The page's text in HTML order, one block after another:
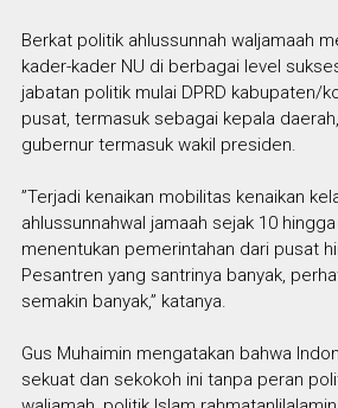
Berkat politik ahlussunnah waljamaah
kader-kader NU di berbagai level
jabatan politik mulai DPRD kabupaten/
pusat, termasuk sebagai kepala
gubernur termasuk wakil presiden.
”Terjadi kenaikan mobilitas kenaikan
ahlussunnahwal jamaah sejak 10
menentukan pemerintahan dari pusat
Pesantren yang santrinya banyak,
semakin banyak,” katanya.
Gus Muhaimin mengatakan bahwa
sekuat dan sekokoh ini tanpa peran